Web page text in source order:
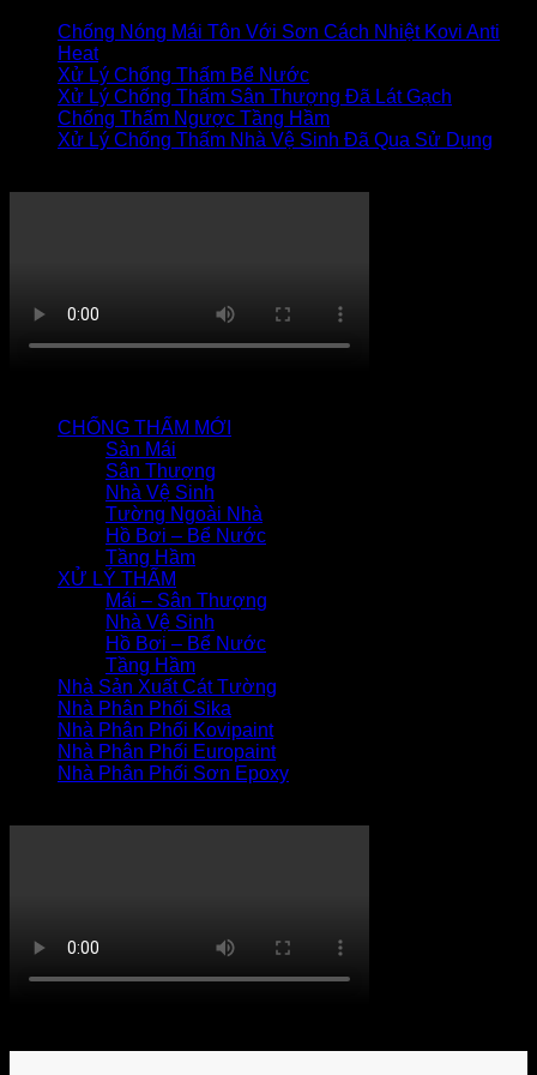
Chống Nóng Mái Tôn Với Sơn Cách Nhiệt Kovi Anti
Heat
Xử Lý Chống Thấm Bể Nước
Xử Lý Chống Thấm Sân Thượng Đã Lát Gạch
Chống Thấm Ngược Tầng Hầm
Xử Lý Chống Thấm Nhà Vệ Sinh Đã Qua Sử Dụng
CHỐNG THẤM MỚI
Sàn Mái
Sân Thượng
Nhà Vệ Sinh
Tường Ngoài Nhà
Hồ Bơi – Bể Nước
Tầng Hầm
XỬ LÝ THẤM
Mái – Sân Thượng
Nhà Vệ Sinh
Hồ Bơi – Bể Nước
Tầng Hầm
Nhà Sản Xuất Cát Tường
Nhà Phân Phối Sika
Nhà Phân Phối Kovipaint
Nhà Phân Phối Europaint
Nhà Phân Phối Sơn Epoxy